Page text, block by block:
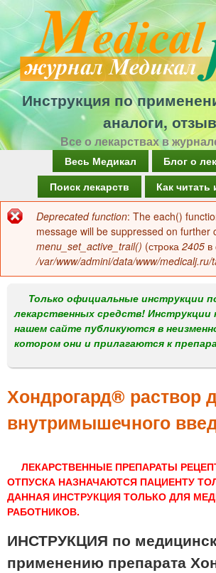
Перейти
к
основному
содержанию
Инструкция по
аналоги,
Все о лекарствах в
а
в
о
м
е
н
Весь Медикал
Блог о
Поиск лекарств
Как читать
Сообщение
об
ошибке
Deprecated function: The each()
message will be suppressed on further
menu_set_active_trail() (строка 2405
/var/www/admini/data/www/
Только официальные инструкции
лекарственных средств! Инструкции
нашем сайте публикуются в
котором они и прилагаются к
Хондрогард® раствор
внутримышечного
ЛЕКАРСТВЕННЫЕ ПРЕПАРАТЫ
ОТПУСКА НАЗНАЧАЮТСЯ ПАЦИЕНТУ
ДАННАЯ ИНСТРУКЦИЯ ТОЛЬКО ДЛЯ
РАБОТНИКОВ.
ИНСТРУКЦИЯ по
применению препарата